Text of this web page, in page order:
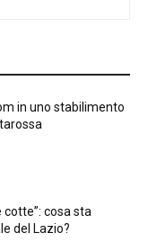
in uno stabilimento
cotte”: cosa sta
del Lazio?